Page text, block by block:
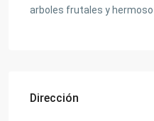
arboles frutales y hermoso
Dirección